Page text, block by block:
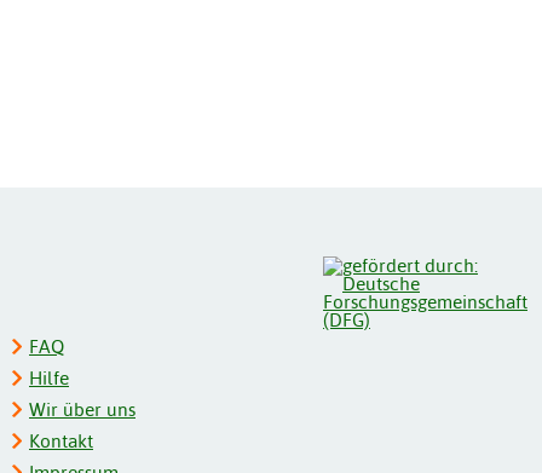
FAQ
Hilfe
Wir über uns
Kontakt